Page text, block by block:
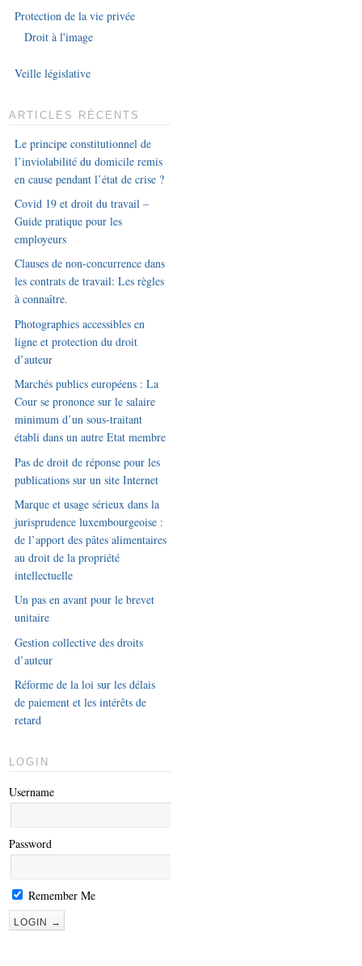
Protection de la vie privée
Droit à l'image
Veille législative
ARTICLES RÉCENTS
Le principe constitutionnel de
l’inviolabilité du domicile remis
en cause pendant l’état de crise ?
Covid 19 et droit du travail –
Guide pratique pour les
employeurs
Clauses de non-concurrence dans
les contrats de travail: Les règles
à connaître.
Photographies accessibles en
ligne et protection du droit
d’auteur
Marchés publics européens : La
Cour se prononce sur le salaire
minimum d’un sous-traitant
établi dans un autre Etat membre
Pas de droit de réponse pour les
publications sur un site Internet
Marque et usage sérieux dans la
jurisprudence luxembourgeoise :
de l’apport des pâtes alimentaires
au droit de la propriété
intellectuelle
Un pas en avant pour le brevet
unitaire
Gestion collective des droits
d’auteur
Réforme de la loi sur les délais
de paiement et les intérêts de
retard
LOGIN
Username
Password
Remember Me